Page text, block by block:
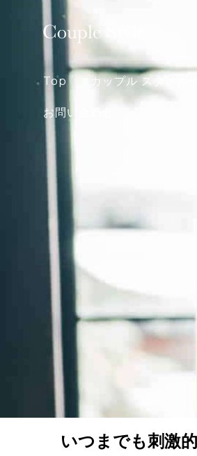
Top カップル スタイル
お問い合わせ
いつまでも刺激